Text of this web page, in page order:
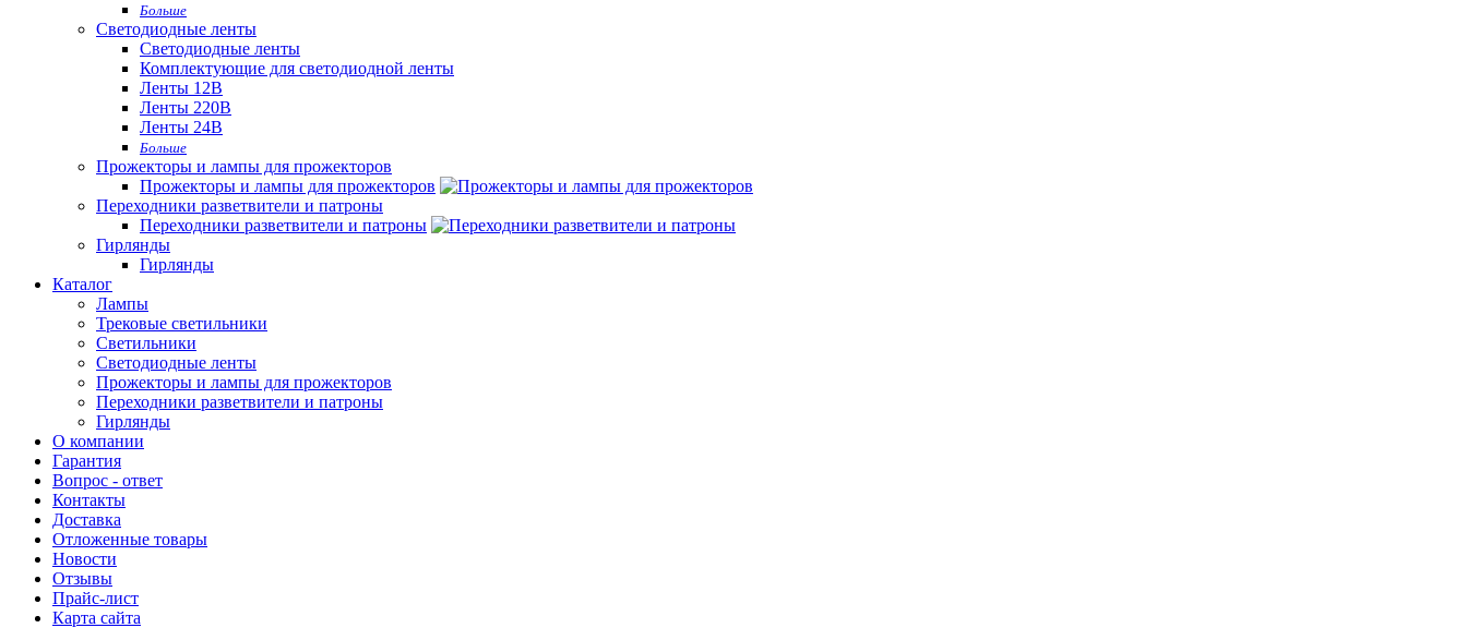
Больше
Светодиодные ленты
Светодиодные ленты
Комплектующие для светодиодной ленты
Ленты 12В
Ленты 220В
Ленты 24В
Больше
Прожекторы и лампы для прожекторов
Прожекторы и лампы для прожекторов
Переходники разветвители и патроны
Переходники разветвители и патроны
Гирлянды
Гирлянды
Каталог
Лампы
Трековые светильники
Светильники
Светодиодные ленты
Прожекторы и лампы для прожекторов
Переходники разветвители и патроны
Гирлянды
О компании
Гарантия
Вопрос - ответ
Контакты
Доставка
Отложенные товары
Новости
Отзывы
Прайс-лист
Карта сайта